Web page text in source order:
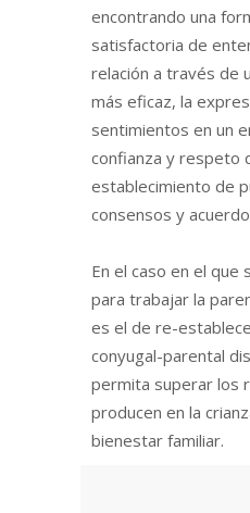
encontrando una
satisfactoria de
relación a través de
más eficaz, la
sentimientos en un
confianza y respeto
establecimiento de
consensos y
En el caso en el que
para trabajar la
es el de re-
conyugal-parental
permita superar los
producen en la
bienestar familiar.